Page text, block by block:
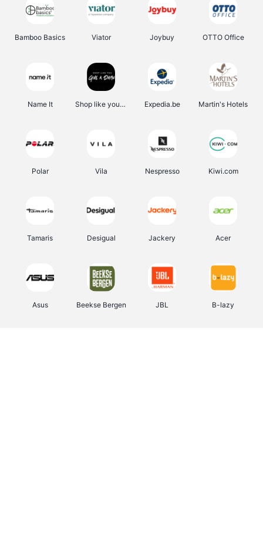
Bamboo Basics Viator Joybuy OTTO Office
Name It Shop like you Give A Damn Expedia.be Martin's Hotels
Polar Vila Nespresso Kiwi.com
Tamaris Desigual Jackery Acer
Asus Beekse Bergen JBL B-lazy